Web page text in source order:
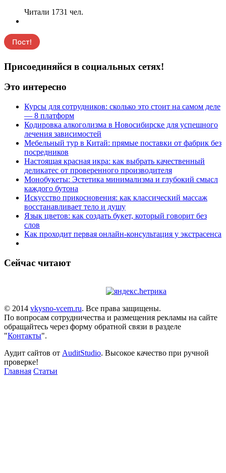
Читали 1731 чел.
Присоединяйся в социальных сетях!
Это интересно
Курсы для сотрудников: сколько это стоит на самом деле
— 8 платформ
Кодировка алкоголизма в Новосибирске для успешного
лечения зависимостей
Мебельный тур в Китай: прямые поставки от фабрик без
посредников
Настоящая красная икра: как выбрать качественный
деликатес от проверенного производителя
Монобукеты: Эстетика минимализма и глубокий смысл
каждого бутона
Искусство прикосновения: как классический массаж
восстанавливает тело и душу
Язык цветов: как создать букет, который говорит без
слов
Как проходит первая онлайн-консультация у экстрасенса
Сейчас читают
© 2014 vkysno-vcem.ru. Все права защищены.
По вопросам сотрудничества и размещения рекламы на сайте
обращайтесь через форму обратной связи в разделе
"Контакты".
Аудит сайтов от AuditStudio. Высокое качество при ручной
проверке!
Главная Статьи